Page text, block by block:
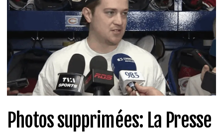
Photos supprimées: La Presse